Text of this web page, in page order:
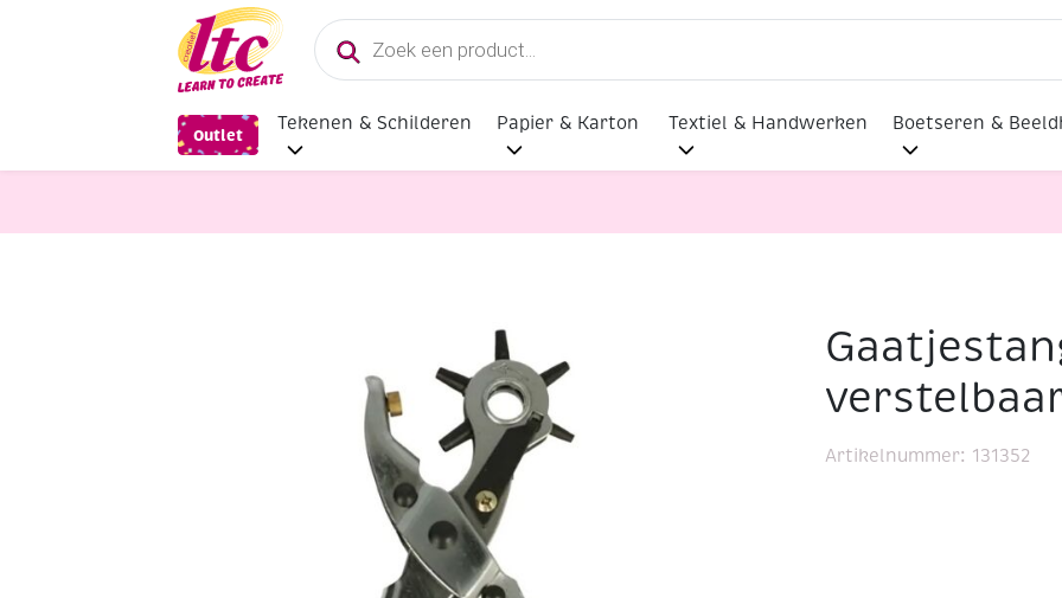
Producten
zoeken
Outlet
Tekenen & Schilderen Papier & Karton Textiel & Handwerken Boetseren &
Gaatjestang, met verstelbaar ponswieltje
Artikelnummer: 131352